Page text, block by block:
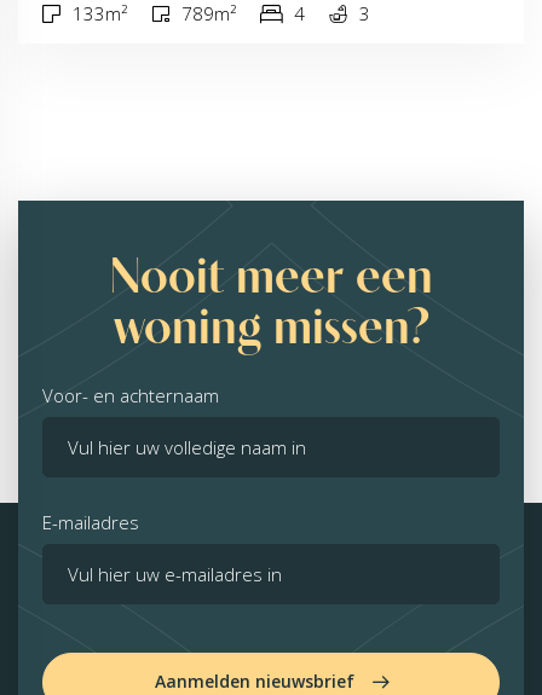
133m² 789m² 4 3
Nooit meer een
woning missen?
Voor- en achternaam
E-mailadres
Aanmelden nieuwsbrief